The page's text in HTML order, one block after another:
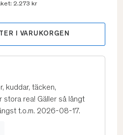
2.273 kr
I VARUKORGEN
kuddar, täcken,
stora rea! Gäller så långt
t.o.m. 2026-08-17.